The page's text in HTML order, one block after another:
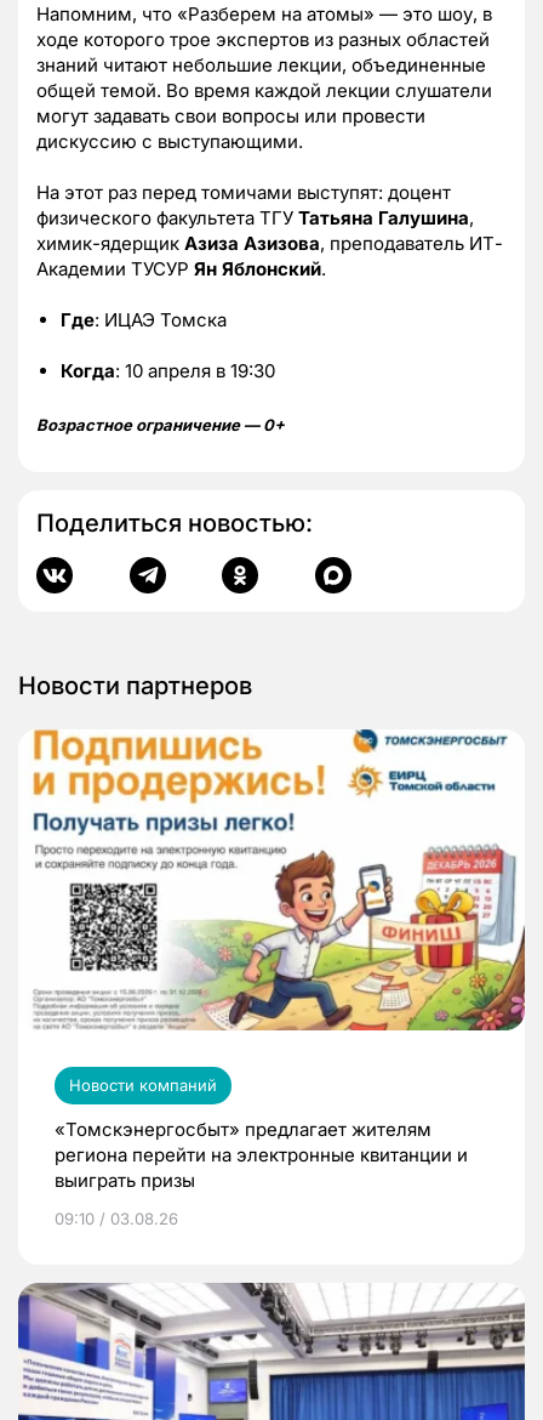
Напомним, что «Разберем на атомы» — это шоу, в
ходе которого трое экспертов из разных областей
знаний читают небольшие лекции, объединенные
общей темой. Во время каждой лекции слушатели
могут задавать свои вопросы или провести
дискуссию с выступающими.
На этот раз перед томичами выступят: доцент
физического факультета ТГУ Татьяна Галушина,
химик-ядерщик Азиза Азизова, преподаватель ИТ-
Академии ТУСУР Ян Яблонский.
Где: ИЦАЭ Томска
Когда: 10 апреля в 19:30
Возрастное ограничение — 0+
Поделиться новостью:
Новости партнеров
Новости компаний
«Томскэнергосбыт» предлагает жителям
региона перейти на электронные квитанции и
выиграть призы
09:10 / 03.08.26